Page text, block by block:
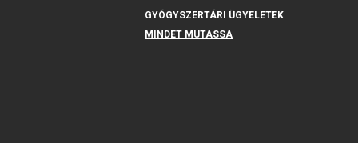
GYÓGYSZERTÁRI ÜGYELETEK
MINDET MUTASSA